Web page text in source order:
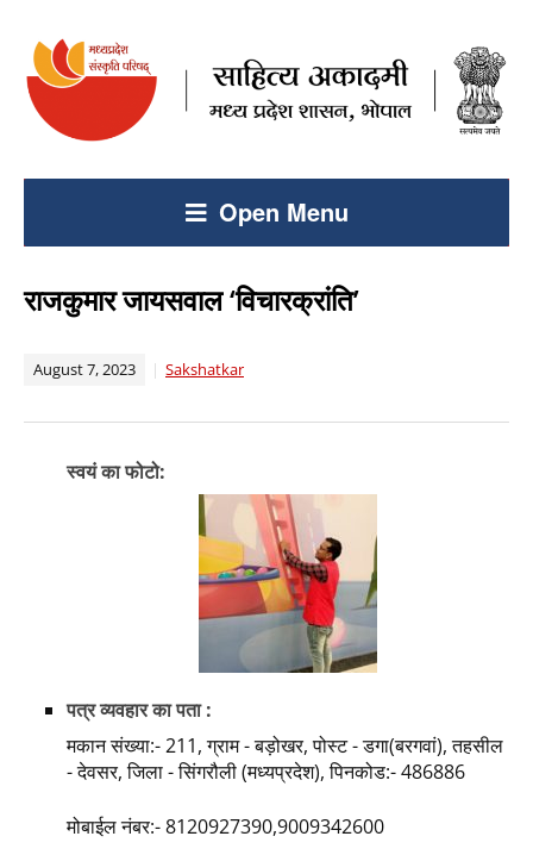
Open Menu
राजकुमार जायसवाल ‘विचारक्रांति’
August 7, 2023 Sakshatkar
स्वयं का फोटो:
पत्र व्यवहार का पता :
मकान संख्या:- 211, ग्राम - बड़ोखर, पोस्ट - डगा(बरगवां), तहसील
- देवसर, जिला - सिंगरौली (मध्यप्रदेश), पिनकोड:- 486886
मोबाईल नंबर:- 8120927390,9009342600